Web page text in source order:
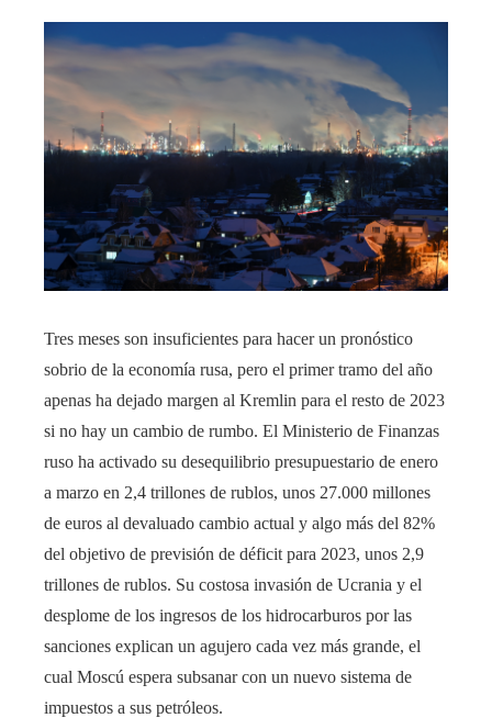
Tres meses son insuficientes para hacer un pronóstico
sobrio de la economía rusa, pero el primer tramo del año
apenas ha dejado margen al Kremlin para el resto de 2023
si no hay un cambio de rumbo. El Ministerio de Finanzas
ruso ha activado su desequilibrio presupuestario de enero
a marzo en 2,4 trillones de rublos, unos 27.000 millones
de euros al devaluado cambio actual y algo más del 82%
del objetivo de previsión de déficit para 2023, unos 2,9
trillones de rublos. Su costosa invasión de Ucrania y el
desplome de los ingresos de los hidrocarburos por las
sanciones explican un agujero cada vez más grande, el
cual Moscú espera subsanar con un nuevo sistema de
impuestos a sus petróleos.